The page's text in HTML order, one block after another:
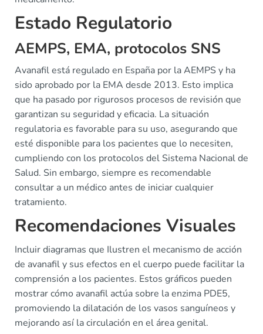
Estado Regulatorio
AEMPS, EMA, protocolos SNS
Avanafil está regulado en España por la AEMPS y ha
sido aprobado por la EMA desde 2013. Esto implica
que ha pasado por rigurosos procesos de revisión que
garantizan su seguridad y eficacia. La situación
regulatoria es favorable para su uso, asegurando que
esté disponible para los pacientes que lo necesiten,
cumpliendo con los protocolos del Sistema Nacional de
Salud. Sin embargo, siempre es recomendable
consultar a un médico antes de iniciar cualquier
tratamiento.
Recomendaciones Visuales
Incluir diagramas que Ilustren el mecanismo de acción
de avanafil y sus efectos en el cuerpo puede facilitar la
comprensión a los pacientes. Estos gráficos pueden
mostrar cómo avanafil actúa sobre la enzima PDE5,
promoviendo la dilatación de los vasos sanguíneos y
mejorando así la circulación en el área genital.